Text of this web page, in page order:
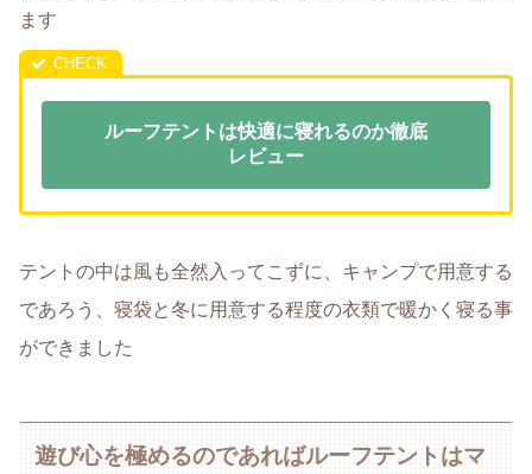
ます
ルーフテントは快適に寝れるのか徹底
レビュー
テントの中は風も全然入ってこずに、キャンプで用意する
であろう、寝袋と冬に用意する程度の衣類で暖かく寝る事
ができました
遊び心を極めるのであればルーフテントはマ